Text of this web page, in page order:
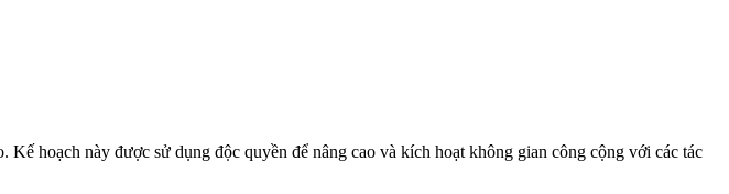
hoạch này được sử dụng độc quyền để nâng cao và kích hoạt không gian công cộng với các tác